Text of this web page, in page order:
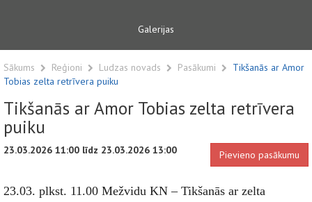
Galerijas
Sākums Reģioni Ludzas novads Pasākumi
Tikšanās ar Amor
Tobias zelta retrīvera puiku
Tikšanās ar Amor Tobias zelta retrīvera
puiku
23.03.2026 11:00 līdz 23.03.2026 13:00 Pievieno pasākumu
23.03. plkst. 11.00 Mežvidu KN – Tikšanās ar zelta